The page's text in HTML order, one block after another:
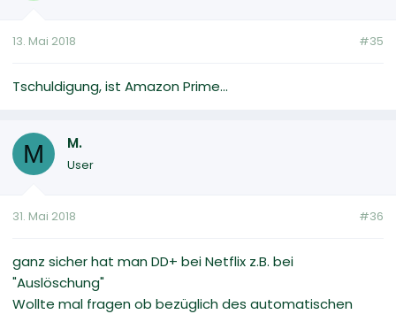
13. Mai 2018 #35
Tschuldigung, ist Amazon Prime...
M M.
User
31. Mai 2018 #36
ganz sicher hat man DD+ bei Netflix z.B. bei
"Auslöschung"
Wollte mal fragen ob bezüglich des automatischen